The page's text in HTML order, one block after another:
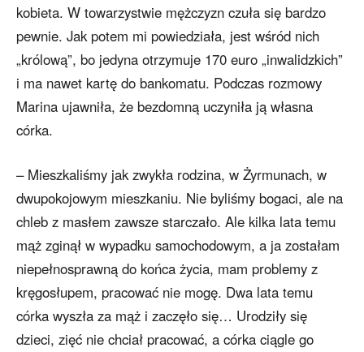
kobieta. W towarzystwie mężczyzn czuła się bardzo
pewnie. Jak potem mi powiedziała, jest wśród nich
„królową”, bo jedyna otrzymuje 170 euro „inwalidzkich”
i ma nawet kartę do bankomatu. Podczas rozmowy
Marina ujawniła, że bezdomną uczyniła ją własna
córka.
– Mieszkaliśmy jak zwykła rodzina, w Żyrmunach, w
dwupokojowym mieszkaniu. Nie byliśmy bogaci, ale na
chleb z masłem zawsze starczało. Ale kilka lata temu
mąż zginął w wypadku samochodowym, a ja zostałam
niepełnosprawną do końca życia, mam problemy z
kręgosłupem, pracować nie mogę. Dwa lata temu
córka wyszła za mąż i zaczęło się… Urodziły się
dzieci, zięć nie chciał pracować, a córka ciągle go